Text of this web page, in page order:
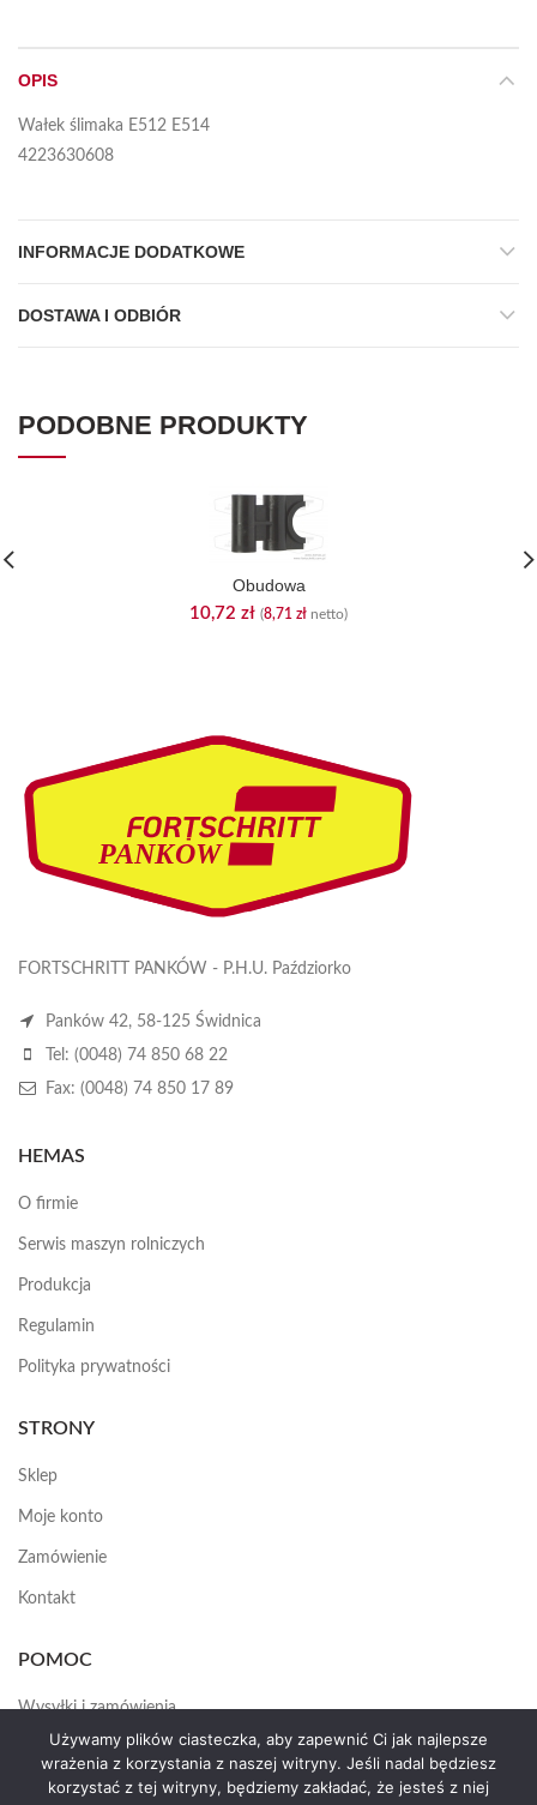
OPIS
Wałek ślimaka E512 E514
4223630608
INFORMACJE DODATKOWE
DOSTAWA I ODBIÓR
PODOBNE PRODUKTY
Obudowa
10,72 zł (8,71 zł netto)
FORTSCHRITT PANKÓW - P.H.U. Paździorko
Panków 42, 58-125 Świdnica
Tel: (0048) 74 850 68 22
Fax: (0048) 74 850 17 89
HEMAS
O firmie
Serwis maszyn rolniczych
Produkcja
Regulamin
Polityka prywatności
STRONY
Sklep
Moje konto
Zamówienie
Kontakt
POMOC
Wysyłki i zamówienia
Jak założyć konto
Używamy plików ciasteczka, aby zapewnić Ci jak najlepsze
wrażenia z korzystania z naszej witryny. Jeśli nadal będziesz
korzystać z tej witryny, będziemy zakładać, że jesteś z niej